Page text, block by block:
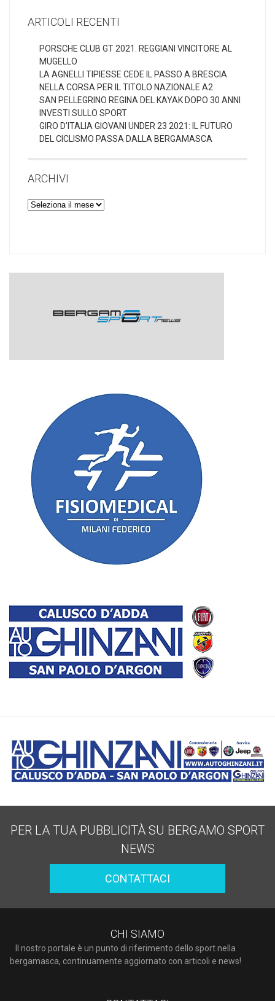
ARTICOLI RECENTI
PORSCHE CLUB GT 2021. REGGIANI VINCITORE AL
MUGELLO
LA AGNELLI TIPIESSE CEDE IL PASSO A BRESCIA
NELLA CORSA PER IL TITOLO NAZIONALE A2
SAN PELLEGRINO REGINA DEL KAYAK DOPO 30 ANNI
INVESTI SULLO SPORT
GIRO D’ITALIA GIOVANI UNDER 23 2021: IL FUTURO
DEL CICLISMO PASSA DALLA BERGAMASCA
ARCHIVI
Archivi
PER LA TUA PUBBLICITÀ SU BERGAMO SPORT
NEWS
CONTATTACI
CHI SIAMO
Il nostro portale è un punto di riferimento dello sport nella
bergamasca, continuamente aggiornato con articoli e news!